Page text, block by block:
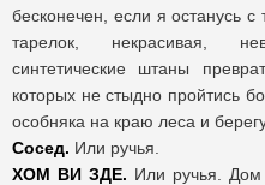
бесконечен, если я останусь с
тарелок, некрасивая,
синтетические штаны
которых не стыдно пройтись
особняка на краю леса и
Сосед. Или ручья.
ХОМ ВИ ЗДЕ. Или ручья. Дом